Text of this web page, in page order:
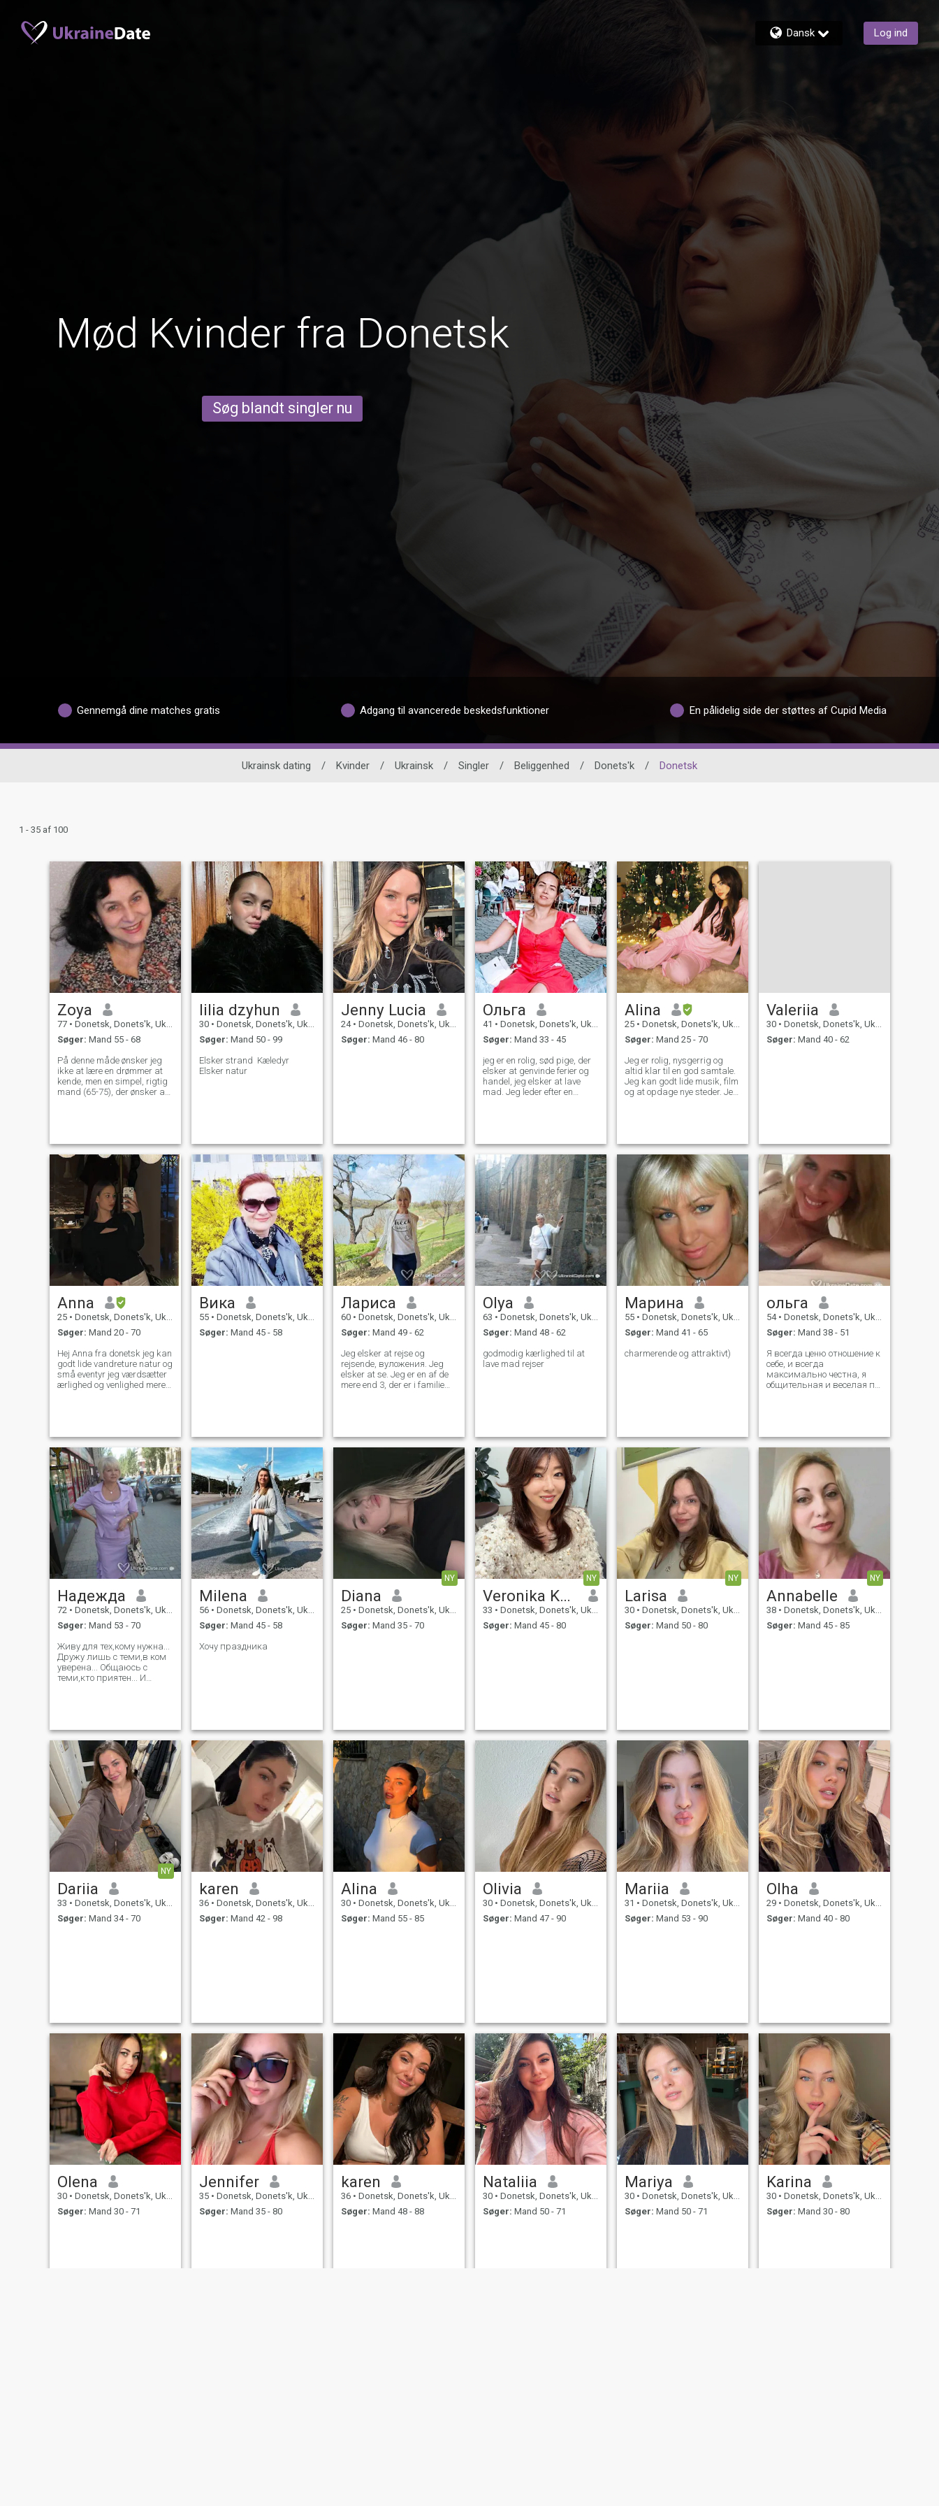
Dansk Log ind
Mød Kvinder fra Donetsk
Søg blandt singler nu
Gennemgå dine matches gratis Adgang til avancerede beskedsfunktioner En pålidelig side der støttes af Cupid Media
Ukrainsk dating / Kvinder / Ukrainsk / Singler / Beliggenhed / Donets'k / Donetsk
1 - 35 af 100
Zoya
77 • Donetsk, Donets'k, Ukraine
Søger: Mand 55 - 68
På denne måde ønsker jeg
ikke at lære en drømmer at
kende, men en simpel, rigtig
mand (65-75), der ønsker at
der er noget, jeg ønsker at
finde dig. Om mig: Jeg er en
velplejet, humoristisk,
opmærksom kvinde med en
slavisk sjæl, romantisk og
optimistisk, uden at miste af
syne af virkeligheden.
lilia dzyhun
30 • Donetsk, Donets'k, Ukraine
Søger: Mand 50 - 99
Elsker strand ️ Kæledyr
Elsker natur ️
Jenny Lucia
24 • Donetsk, Donets'k, Ukraine
Søger: Mand 46 - 80
Ольга
41 • Donetsk, Donets'k, Ukraine
Søger: Mand 33 - 45
jeg er en rolig, sød pige, der
elsker at genvinde ferier og
handel, jeg elsker at lave
mad. Jeg leder efter en
Alina
25 • Donetsk, Donets'k, Ukraine
Søger: Mand 25 - 70
Jeg er rolig, nysgerrig og
altid klar til en god samtale.
Jeg kan godt lide musik, film
og at opdage nye steder. Jeg
Valeriia
30 • Donetsk, Donets'k, Ukraine
Søger: Mand 40 - 62
Anna
25 • Donetsk, Donets'k, Ukraine
Søger: Mand 20 - 70
Hej Anna fra donetsk jeg kan
godt lide vandreture natur og
små eventyr jeg værdsætter
ærlighed og venlighed mere
Вика
55 • Donetsk, Donets'k, Ukraine
Søger: Mand 45 - 58
Лариса
60 • Donetsk, Donets'k, Ukraine
Søger: Mand 49 - 62
Jeg elsker at rejse og
rejsende, вуложения. Jeg
elsker at se. Jeg er en af de
mere end 3, der er i familie
Olya
63 • Donetsk, Donets'k, Ukraine
Søger: Mand 48 - 62
godmodig kærlighed til at
lave mad rejser
Марина
55 • Donetsk, Donets'k, Ukraine
Søger: Mand 41 - 65
charmerende og attraktivt)
ольга
54 • Donetsk, Donets'k, Ukraine
Søger: Mand 38 - 51
Я всегда ценю отношение к
себе, и всегда
максимально честна, я
общительная и веселая по
мне близок
Надежда
72 • Donetsk, Donets'k, Ukraine
Søger: Mand 53 - 70
Живу для тех,кому нужна...
Дружу лишь с теми,в ком
уверена... Общаюсь с
теми,кто приятен... И
Milena
56 • Donetsk, Donets'k, Ukraine
Søger: Mand 45 - 58
Хочу праздника
NY
Diana
25 • Donetsk, Donets'k, Ukraine
Søger: Mand 35 - 70
NY
Veronika Kalyna
33 • Donetsk, Donets'k, Ukraine
Søger: Mand 45 - 80
NY
Larisa
30 • Donetsk, Donets'k, Ukraine
Søger: Mand 50 - 80
NY
Annabelle
38 • Donetsk, Donets'k, Ukraine
Søger: Mand 45 - 85
NY
Dariia
33 • Donetsk, Donets'k, Ukraine
Søger: Mand 34 - 70
karen
36 • Donetsk, Donets'k, Ukraine
Søger: Mand 42 - 98
Alina
30 • Donetsk, Donets'k, Ukraine
Søger: Mand 55 - 85
Olivia
30 • Donetsk, Donets'k, Ukraine
Søger: Mand 47 - 90
Mariia
31 • Donetsk, Donets'k, Ukraine
Søger: Mand 53 - 90
OIha
29 • Donetsk, Donets'k, Ukraine
Søger: Mand 40 - 80
Olena
30 • Donetsk, Donets'k, Ukraine
Søger: Mand 30 - 71
Jennifer
35 • Donetsk, Donets'k, Ukraine
Søger: Mand 35 - 80
karen
36 • Donetsk, Donets'k, Ukraine
Søger: Mand 48 - 88
Nataliia
30 • Donetsk, Donets'k, Ukraine
Søger: Mand 50 - 71
Mariya
30 • Donetsk, Donets'k, Ukraine
Søger: Mand 50 - 71
Karina
30 • Donetsk, Donets'k, Ukraine
Søger: Mand 30 - 80